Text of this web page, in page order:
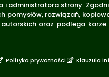
i administratora strony.
pomysłów, rozwiązań,
oraz podlega
Polityka prywatności Klauzula